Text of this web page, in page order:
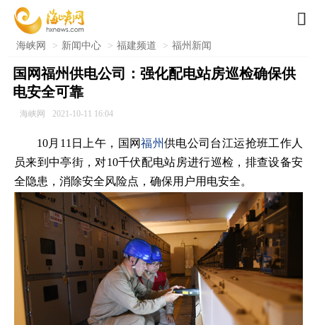

海峡网 > 新闻中心 > 福建频道 > 福州新闻
国网福州供电公司：强化配电站房巡检确保供
电安全可靠
海峡网 2021-10-11 16:04
10月11日上午，国网福州供电公司台江运抢班工作人
员来到中亭街，对10千伏配电站房进行巡检，排查设备安
全隐患，消除安全风险点，确保用户用电安全。